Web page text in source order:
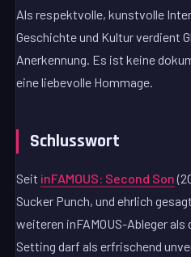
Als respektvolle, kunstvolle
Geschichte und Kultur verdient
Anerkennung. Es ist keine
eine liebevolle Hommage.
Schlusswort
Seit inFAMOUS: Second Son
Sucker Punch, und ehrlich
weiteren inFAMOUS-Ableger als
Setting darf als erfrischend